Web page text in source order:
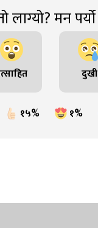
मन पर्यो
दुखी
१५% १%